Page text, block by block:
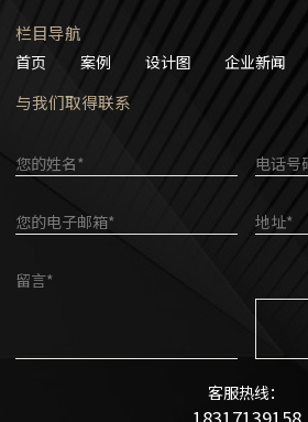
栏目导航
首页 案例 设计图 企业新闻
与我们取得联系
您的姓名* 电话号
您的电子邮箱* 地址*
留言*
客服热线：